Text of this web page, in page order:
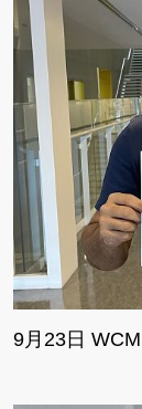
9月23日